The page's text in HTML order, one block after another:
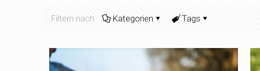
Filtern nach Kategorien Tags